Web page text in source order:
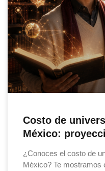
Costo de
México:
¿Conoces el costo de
México? Te mostramos